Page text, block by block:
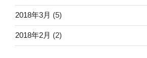
2018年3月 (5)
2018年2月 (2)